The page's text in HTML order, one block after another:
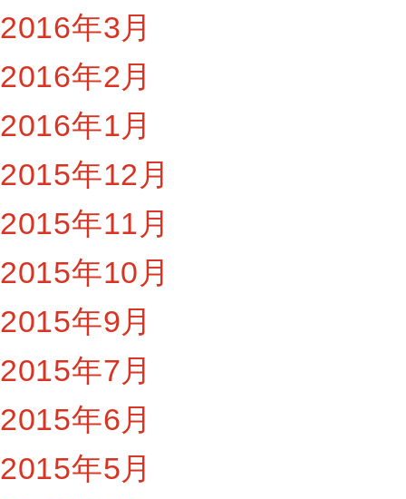
2016年3月
2016年2月
2016年1月
2015年12月
2015年11月
2015年10月
2015年9月
2015年7月
2015年6月
2015年5月